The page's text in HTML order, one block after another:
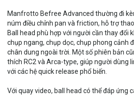
Manfrotto Befree Advanced thường đi
núm điều chỉnh pan và friction, hỗ trợ
Ball head phù hợp với người cần thay đổi
chụp ngang, chụp dọc, chụp phong cảnh
chân dung ngoài trời. Một số phiên bản
thích RC2 và Arca-type, giúp người dùng
với các hệ quick release phổ biến.
Với quay video, ball head có thể đáp ứng